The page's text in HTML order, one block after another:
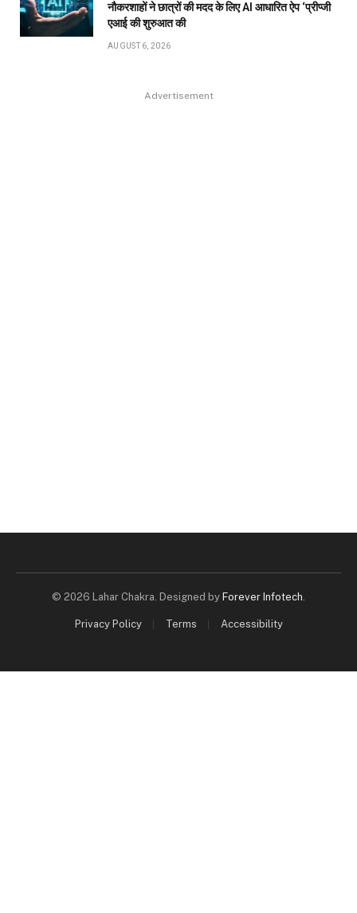
नौकरशाहों ने छात्रों की मदद के लिए AI आधारित ऐप ‘प्रीप्जी
एआई की शुरुआत की
AUGUST 6, 2026
Advertisement
© 2026 Lahar Chakra. Designed by Forever Infotech.
Privacy Policy Terms Accessibility